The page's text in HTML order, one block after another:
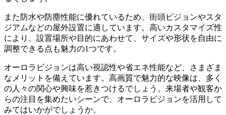
また防水や防塵性能に優れているため、街頭ビジョンやスタ
ジアムなどの屋外設置に適しています。高いカスタマイズ性
により、設置場所や目的にあわせて、サイズや形状を自由に
調整できる点も魅力の1つです。
オーロラビジョンは高い視認性や省エネ性能など、さまざま
なメリットを備えています。高画質で魅力的な映像は、多く
の人々の関心や興味を惹きつけるでしょう。来場者や観客か
らの注目を集めたいシーンで、オーロラビジョンを活用して
みてはいかがでしょうか。